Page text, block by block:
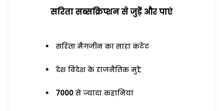
सरिता सब्सक्रिप्शन से जुड़ेें और पाएं
सरिता मैगजीन का सारा कंटेंट
देश विदेश के राजनैतिक मुद्दे
7000 से ज्यादा कहानियां